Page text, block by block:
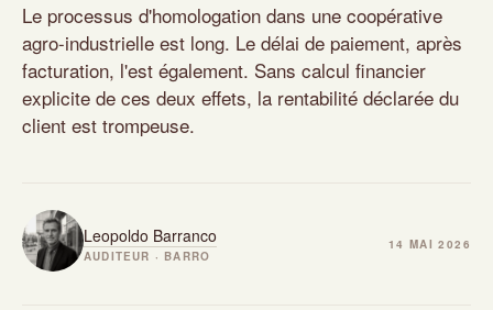
Le processus d'homologation dans une coopérative
agro-industrielle est long. Le délai de paiement, après
facturation, l'est également. Sans calcul financier
explicite de ces deux effets, la rentabilité déclarée du
client est trompeuse.
Leopoldo Barranco
AUDITEUR · BARRO
14 MAI 2026